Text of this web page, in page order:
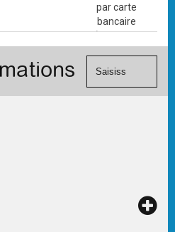
par carte
bancaire
(Mastercard,
Visa, ...) et